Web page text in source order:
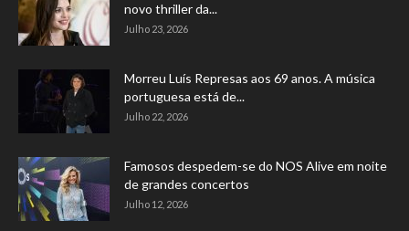
novo thriller da...
Julho 23, 2026
Morreu Luís Represas aos 69 anos. A música
portuguesa está de...
Julho 22, 2026
Famosos despedem-se do NOS Alive em noite
de grandes concertos
Julho 12, 2026